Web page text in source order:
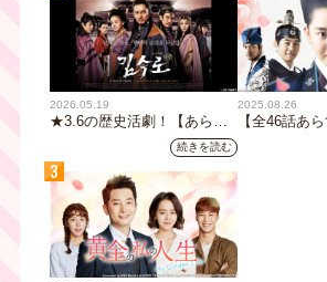
2026.05.19
★3.6の歴史活劇！【あらす
じ全32話イッキ読み】韓国ド
ラマ『鉄の王 キム・スロ』
｜テレビ大阪5月20日(水)あ
さ8時00分スタート【TVer配
信あり】
続きを読む
2025.08.26
【全46話あ
み】韓国ド
ジョンイ』
3